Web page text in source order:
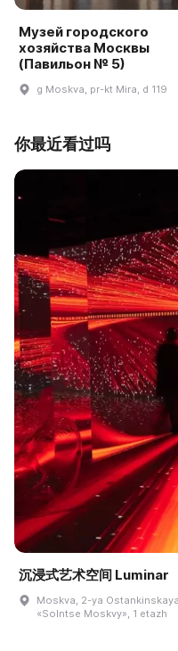
Музей городского
хозяйства Москвы
(Павильон № 5)
g Moskva, pr-kt Mira, d 119
你最近看过吗
沉浸式艺术空间 Luminar
Moskva, 2-ya
«Solntse Moskvy», 1 etazh